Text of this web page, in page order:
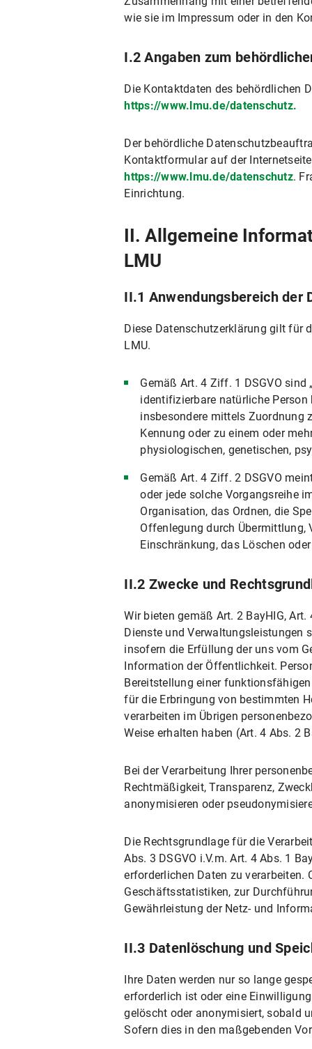
VI.3.4 Widerspruchs- und
VI.4.1 Umfang und Zweck der
VI.4.3 Dauer der Datenverarbeitung
VI.5 Nutzung anderer
VII. Newsletterversand
VII.2 Rechtsgrundlage der
VII.3 Dauer der Datenverarbeitung
VIII. Einsatz von RSS
IX. Google Custom Search
IX.1 Umfang und Zweck der
IX.3 Dauer der Datenverarbeitung
IX.4 Widerspruchs- und
X. Ihre datenschutzrechtlichen Rechte
X.3 Recht auf Einschränkung der
X.4 Recht auf Löschung
X.5 Recht auf Unterrichtung
X.6 Recht auf Datenübertragbarkeit
X.8 Recht auf Widerruf der
X.9 Recht auf Beschwerde bei einer
X.10 Geltendmachung der Rechte
B) Datenschutzinformationen zu
I. Einsatz von Google Maps
I.1 Umfang und Zweck der
I.3 Dauer der Datenverarbeitung
I.4 Widerspruchs- und
II.1 Datenschutzbestimmungen zu
II.1.1 Umfang und Zweck der
II.1.2 Rechtsgrundlage der
II.1.3 Dauer der Datenverarbeitung
II.2 Datenschutzbestimmungen zu
II.2.1 Umfang und Zweck der
II.2.2 Rechtsgrundlage der
II.2.3 Dauer der Datenverarbeitung
wie sie im Impressum oder in den
I.2 Angaben zum
Die Kontaktdaten des behördlichen
https://www.lmu.de/datenschutz.
Der behördliche
Kontaktformular auf der
https://www.lmu.de/datenschutz.
Einrichtung.
II. Allgemeine
LMU
II.1 Anwendungsbereich der
Diese Datenschutzerklärung gilt für
LMU.
Gemäß Art. 4 Ziff. 1 DSGVO
identifizierbare natürliche Person
insbesondere mittels Zuordnung
Kennung oder zu einem oder
physiologischen, genetischen,
Gemäß Art. 4 Ziff. 2 DSGVO
oder jede solche Vorgangsreihe
Organisation, das Ordnen, die
Offenlegung durch Übermittlung,
Einschränkung, das Löschen
II.2 Zwecke und
Wir bieten gemäß Art. 2 BayHIG,
Dienste und Verwaltungsleistungen
insofern die Erfüllung der uns vom
Information der Öffentlichkeit.
Bereitstellung einer
für die Erbringung von bestimmten
verarbeiten im Übrigen
Weise erhalten haben (Art. 4 Abs. 2
Bei der Verarbeitung Ihrer
Rechtmäßigkeit, Transparenz,
anonymisieren oder
Die Rechtsgrundlage für die
Abs. 3 DSGVO i.V.m. Art. 4 Abs. 1
erforderlichen Daten zu verarbeiten.
Geschäftsstatistiken, zur
Gewährleistung der Netz- und
II.3 Datenlöschung und
Ihre Daten werden nur so lange
erforderlich ist oder eine
gelöscht oder anonymisiert, sobald
Sofern dies in den maßgebenden